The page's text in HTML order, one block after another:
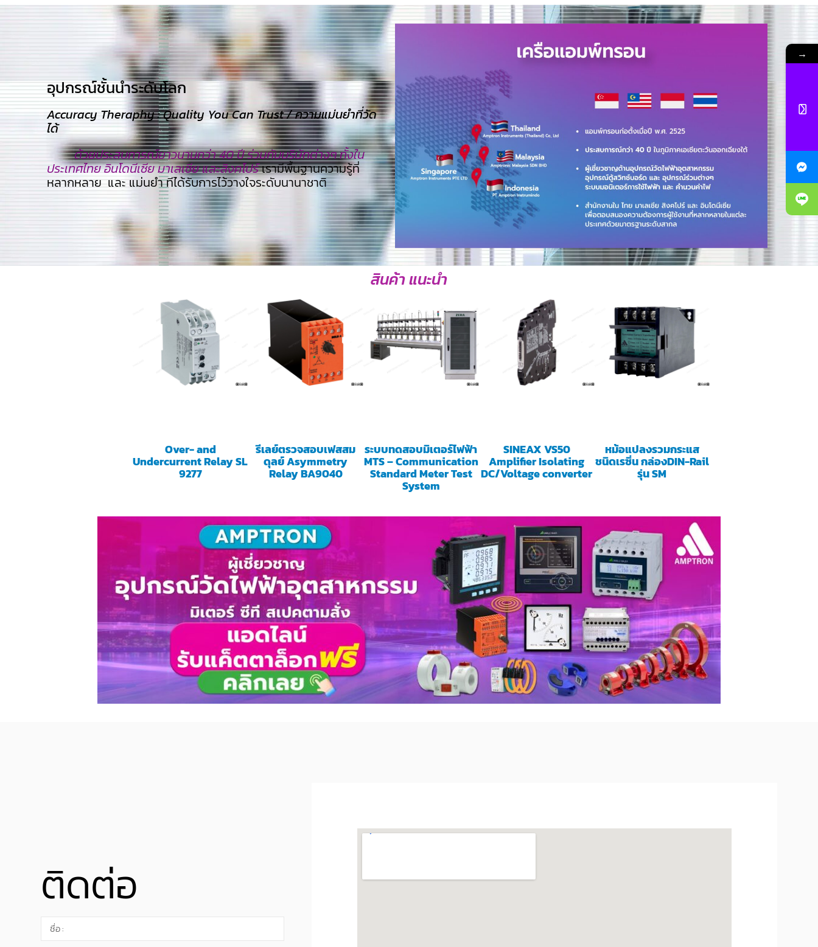
อุปกรณ์ชั้นนำระดับโลก​
Accuracy Theraphy : Quality You Can Trust / ความแม่นยำที่วัด
ได้
ด้วยประสบการณ์ยาวนานกว่า 40 ปี ร่วมกับบริษัทต่างๆ ทั้งใน
ประเทศไทย อินโดนีเซีย มาเลเซีย และสิงคโปร์เรามีพื้นฐานความรู้ที่
หลากหลาย และ แม่นยำ ทีไ่ด้รับการไว้วางใจระดับนานาชาติ
สินค้า แนะนำ
Over- and
Undercurrent Relay SL
9277
รีเลย์ตรวจสอบเฟสสม
ดุลย์ Asymmetry
Relay BA9040
ระบบทดสอบมิเตอร์ไฟฟ้า
MTS – Communication
Standard Meter Test
System
SINEAX VS50
Amplifier Isolating
DC/Voltage converter
หม้อแปลงรวมกระแส
ชนิดเรซิ่น กล่องDIN-Rail
รุ่น SM
ติดต่อ
→